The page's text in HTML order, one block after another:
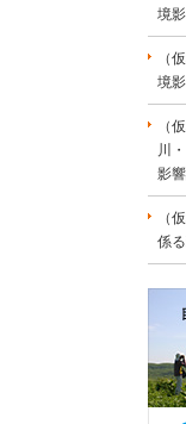
境
（
境
（
川
影
（
係